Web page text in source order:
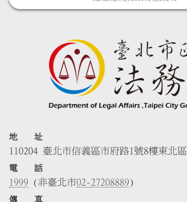
地 址
110204 臺北市信義區市府路1號8樓東北區
電 話
1999 (非臺北市02-27208889)
傳 真